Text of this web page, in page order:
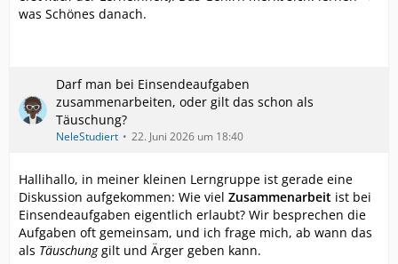
was Schönes danach.
Darf man bei Einsendeaufgaben
zusammenarbeiten, oder gilt das schon als
Täuschung?
NeleStudiert 22. Juni 2026 um 18:40
Hallihallo, in meiner kleinen Lerngruppe ist gerade eine
Diskussion aufgekommen: Wie viel Zusammenarbeit ist bei
Einsendeaufgaben eigentlich erlaubt? Wir besprechen die
Aufgaben oft gemeinsam, und ich frage mich, ab wann das
als Täuschunggilt und Ärger geben kann.